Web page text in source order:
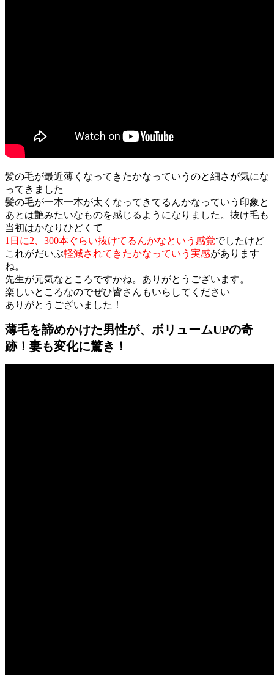
髪の毛が最近薄くなってきたかなっていうのと細さが気にな
ってきました
髪の毛が一本一本が太くなってきてるんかなっていう印象と
あとは艶みたいなものを感じるようになりました。抜け毛も
当初はかなりひどくて
1日に2、300本ぐらい抜けてるんかなという感覚でしたけど
これがだいぶ軽減されてきたかなっていう実感があります
ね。
先生が元気なところですかね。ありがとうございます。
楽しいところなのでぜひ皆さんもいらしてください
ありがとうございました！
薄毛を諦めかけた男性が、ボリュームUPの奇
跡！妻も変化に驚き！